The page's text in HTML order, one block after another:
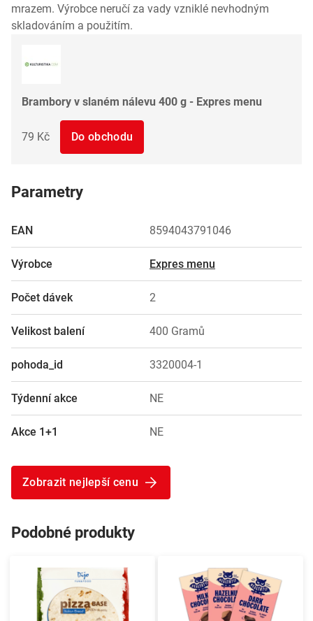
mrazem. Výrobce neručí za vady vzniklé nevhodným
skladováním a použitím.
Brambory v slaném nálevu 400 g - Expres menu
79 Kč Do obchodu
Parametry
EAN 8594043791046
Výrobce Expres menu
Počet dávek 2
Velikost balení 400 Gramů
pohoda_id 3320004-1
Týdenní akce NE
Akce 1+1 NE
Zobrazit nejlepší cenu
Podobné produkty